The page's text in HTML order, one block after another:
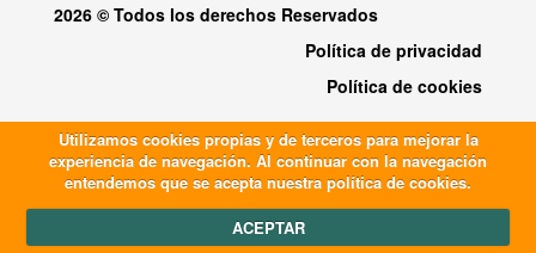
2026 © Todos los derechos Reservados
Política de privacidad
Política de cookies
Utilizamos cookies propias y de terceros para mejorar la
experiencia de navegación. Al continuar con la navegación
entendemos que se acepta nuestra política de cookies.
ACEPTAR